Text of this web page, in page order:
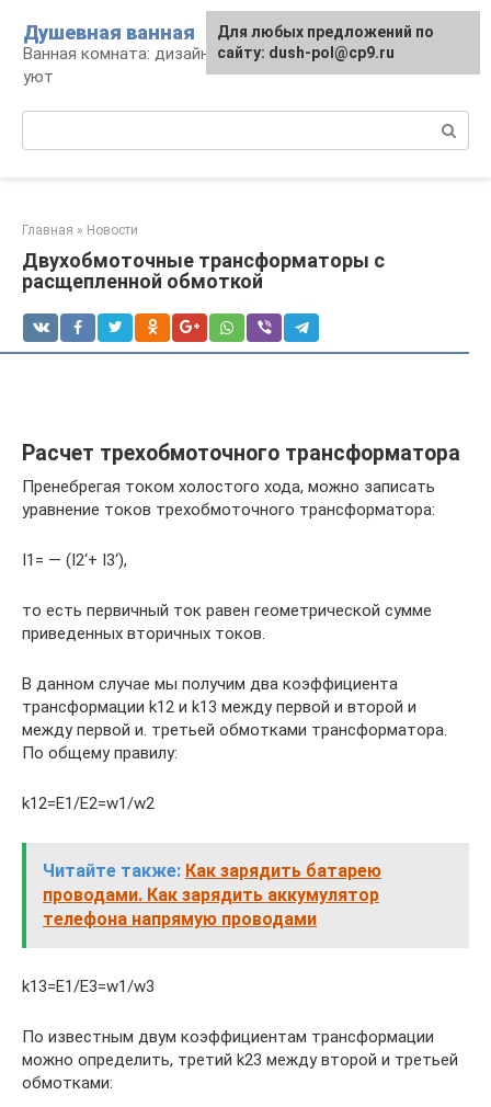
контенту
Душевная ванная
Ванная комната: дизайн, саноборудование,
уют
Главная » Новости
Двухобмоточные трансформаторы с
расщепленной обмоткой
Расчет трехобмоточного трансформатора
Пренебрегая током холостого хода, можно записать
уравнение токов трехобмоточного трансформатора:
I1= — (I2‘+ I3‘),
то есть первичный ток равен геометрической сумме
приведенных вторичных токов.
В данном случае мы получим два коэффициента
трансформации k12 и k13 между первой и второй и
между первой и. третьей обмотками трансформатора.
По общему правилу:
k12=E1/E2=w1/w2
Читайте также: Как зарядить батарею
проводами. Как зарядить аккумулятор
телефона напрямую проводами
k13=E1/E3=w1/w3
По известным двум коэффициентам трансформации
можно определить, третий k23 между второй и третьей
обмотками:
Для любых предложений по
сайту: dush-pol@cp9.ru